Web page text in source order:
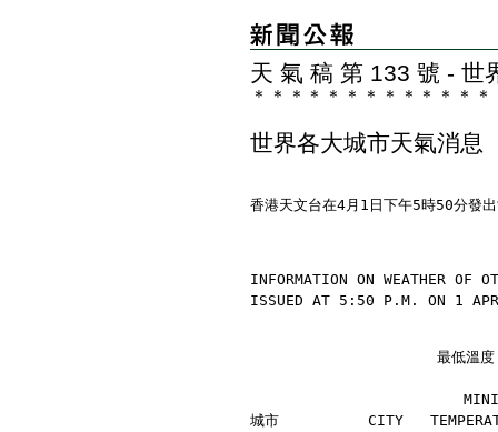
天 氣 稿 第 133 號 - 世
＊ ＊ ＊ ＊ ＊ ＊ ＊ ＊ ＊ ＊ ＊ ＊ ＊
世界各大城市天氣消息
香港天文台在4月1日下午5時50分發
INFORMATION ON WEATHER OF
ISSUED AT 5:50 P.M. ON 1
最低溫度
城市          CITY